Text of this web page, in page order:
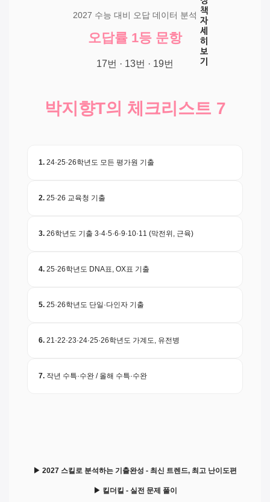
2027 수능 대비 오답 데이터 분석
오답률 1등 문항
17번 · 13번 · 19번
박지향T의 체크리스트 7
1.24·25·26학년도 모든 평가원 기출
2.25·26 교육청 기출
3.26학년도 기출 3·4·5·6·9·10·11 (막전위, 근육)
4.25·26학년도 DNA표, OX표 기출
5.25·26학년도 단일·다인자 기출
6.21·22·23·24·25·26학년도 가계도, 유전병
7.작년 수특·수완 / 올해 수특·수완
▶ 2027 스킬로 분석하는 기출완성 - 최신 트렌드, 최고 난이도편
▶ 킬더킬 - 실전 문제 풀이